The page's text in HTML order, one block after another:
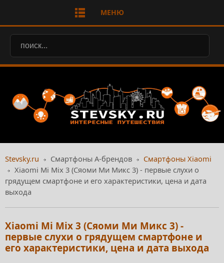
МЕНЮ
Stevsky.ru Смартфоны А-брендов
Смартфоны Xiaomi
Xiaomi Mi Mix 3 (Сяоми Ми Микс 3) - первые слухи о
грядущем смартфоне и его характеристики, цена и дата
выхода
Xiaomi Mi Mix 3 (Сяоми Ми Микс 3) -
первые слухи о грядущем смартфоне и
его характеристики, цена и дата выхода